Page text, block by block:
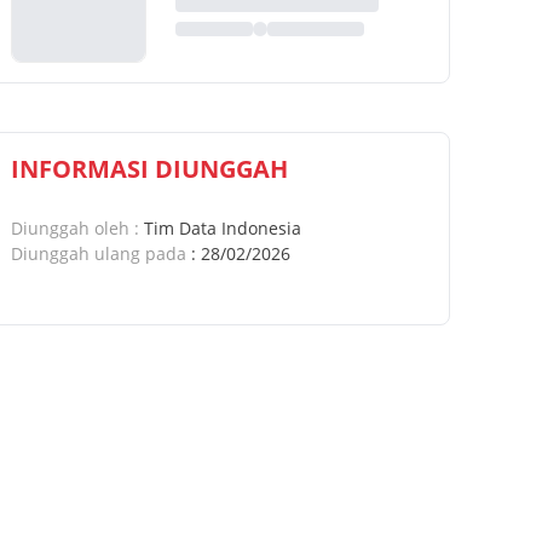
INFORMASI DIUNGGAH
Diunggah oleh : Tim Data Indonesia
Diunggah ulang pada : 28/02/2026